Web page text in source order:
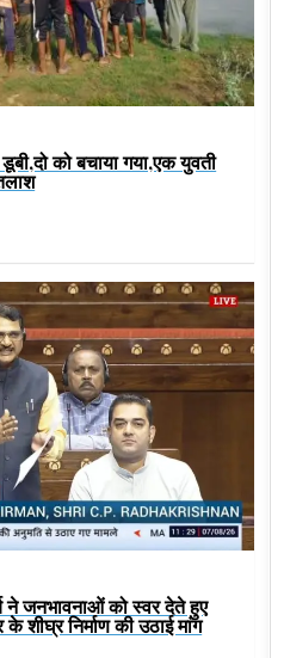
को बचाया गया,एक युवती
ने जनभावनाओं को स्वर देते हुए
शीघ्र निर्माण की उठाई मांग